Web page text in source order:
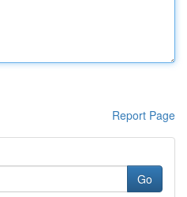
Report Page
Go